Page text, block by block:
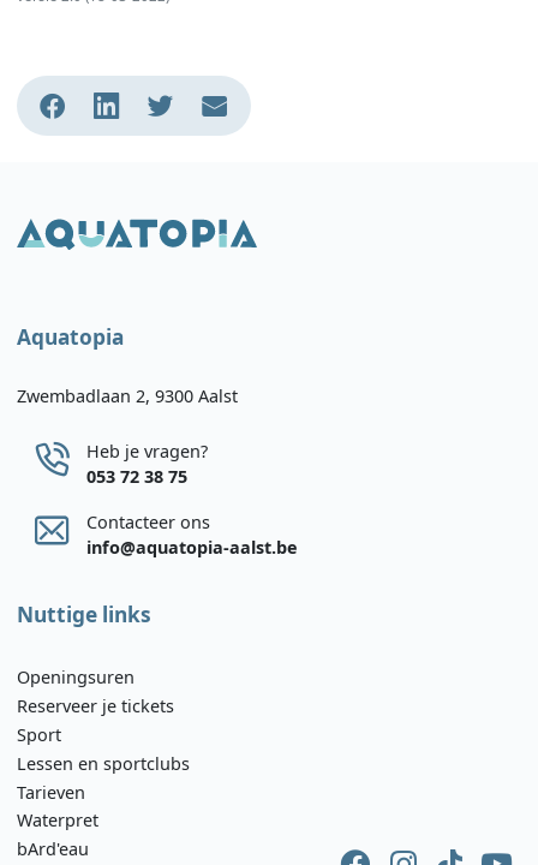
Aquatopia
Zwembadlaan 2, 9300 Aalst
Heb je vragen?
053 72 38 75
Contacteer ons
info@aquatopia-aalst.be
Nuttige links
Openingsuren
Reserveer je tickets
Sport
Lessen en sportclubs
Tarieven
Waterpret
bArd'eau